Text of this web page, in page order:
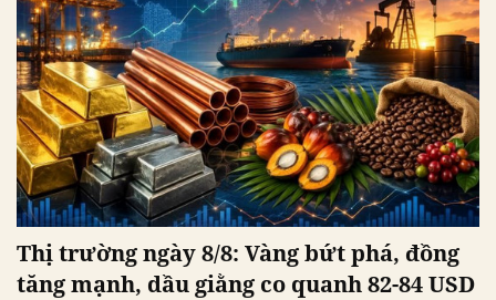
Thị trường ngày 8/8: Vàng bứt phá, đồng
tăng mạnh, dầu giằng co quanh 82-84 USD